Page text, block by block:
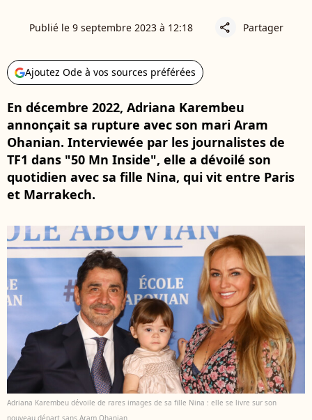
Publié le 9 septembre 2023 à 12:18 share Partager
Ajoutez Ode à vos sources préférées
En décembre 2022, Adriana Karembeu
annonçait sa rupture avec son mari Aram
Ohanian. Interviewée par les journalistes de
TF1 dans "50 Mn Inside", elle a dévoilé son
quotidien avec sa fille Nina, qui vit entre Paris
et Marrakech.
Adriana Karembeu dévoile de rares images de sa fille Nina : elle se livre sur son
nouveau départ sans Aram Ohanian